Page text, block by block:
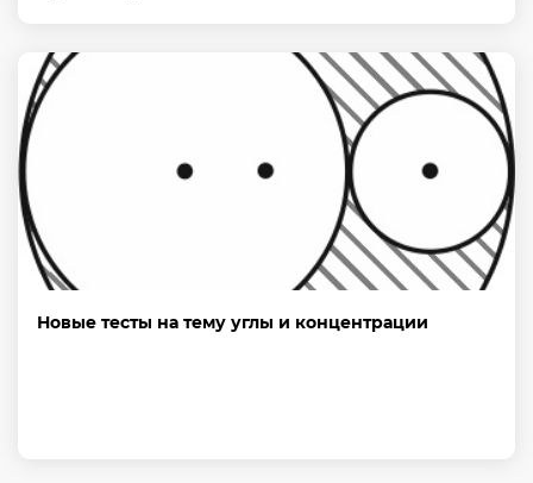
Новые тесты на тему углы и концентрации